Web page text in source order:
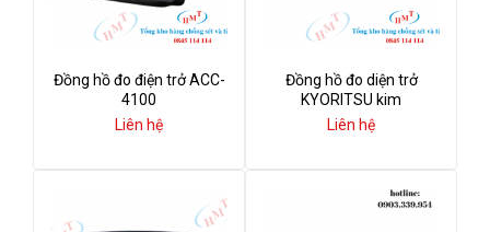
Đồng hồ đo điện trở ACC-
4100
Liên hệ
Đồng hồ đo diện trở
KYORITSU kim
Liên hệ